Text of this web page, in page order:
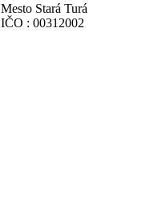
Mesto Stará Turá
IČO : 00312002